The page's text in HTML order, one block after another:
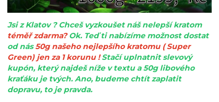
Jsi z Klatov ? Chceš vyzkoušet náš nelepší kratom
téměř zdarma?Ok. Teď ti nabízíme možnost dostat
od nás50g našeho nejlepšího kratomu ( Super
Green) jen za 1 korunu !Stačí uplnatnit slevový
kupón, který najdeš níže v textu a 50g libového
kraťáku je tvých. Ano, budeme chtít zaplatit
dopravu, to je pravda.